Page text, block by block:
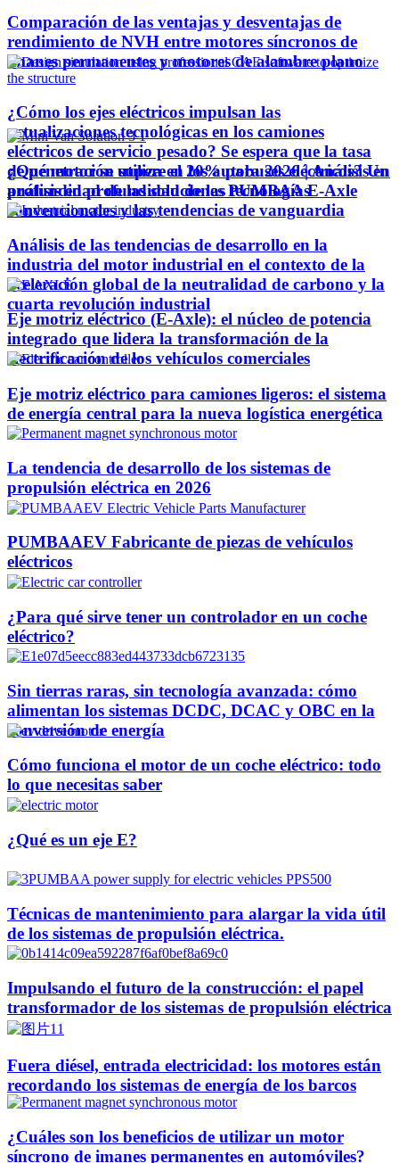
Comparación de las ventajas y desventajas de
rendimiento de NVH entre motores síncronos de
imanes permanentes y motores de alambre plano
¿Cómo los ejes eléctricos impulsan las
actualizaciones tecnológicas en los camiones
eléctricos de servicio pesado? Se espera que la tasa
de penetración supere el 20% para 2026 | Análisis en
profundidad de las soluciones PUMBAA E-Axle
¿Qué motor se utiliza en los autobuses eléctricos? Un
análisis en profundidad de las tecnologías
convencionales y las tendencias de vanguardia
Análisis de las tendencias de desarrollo en la
industria del motor industrial en el contexto de la
aceleración global de la neutralidad de carbono y la
cuarta revolución industrial
Eje motriz eléctrico (E-Axle): el núcleo de potencia
integrado que lidera la transformación de la
electrificación de los vehículos comerciales
Eje motriz eléctrico para camiones ligeros: el sistema
de energía central para la nueva logística energética
La tendencia de desarrollo de los sistemas de
propulsión eléctrica en 2026
PUMBAAEV Fabricante de piezas de vehículos
eléctricos
¿Para qué sirve tener un controlador en un coche
eléctrico?
Sin tierras raras, sin tecnología avanzada: cómo
alimentan los sistemas DCDC, DCAC y OBC en la
conversión de energía
Cómo funciona el motor de un coche eléctrico: todo
lo que necesitas saber
¿Qué es un eje E?
Técnicas de mantenimiento para alargar la vida útil
de los sistemas de propulsión eléctrica.
Impulsando el futuro de la construcción: el papel
transformador de los sistemas de propulsión eléctrica
Fuera diésel, entrada electricidad: los motores están
recordando los sistemas de energía de los barcos
¿Cuáles son los beneficios de utilizar un motor
síncrono de imanes permanentes en automóviles?